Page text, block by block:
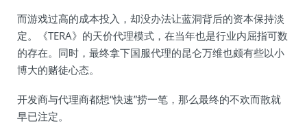
而游戏过高的成本投入，却没办法让蓝洞背后的资本保持淡
定。《TERA》的天价代理模式，在当年也是行业内屈指可数
的存在。同时，最终拿下国服代理的昆仑万维也颇有些以小
博大的赌徒心态。
开发商与代理商都想“快速”捞一笔，那么最终的不欢而散就
早已注定。